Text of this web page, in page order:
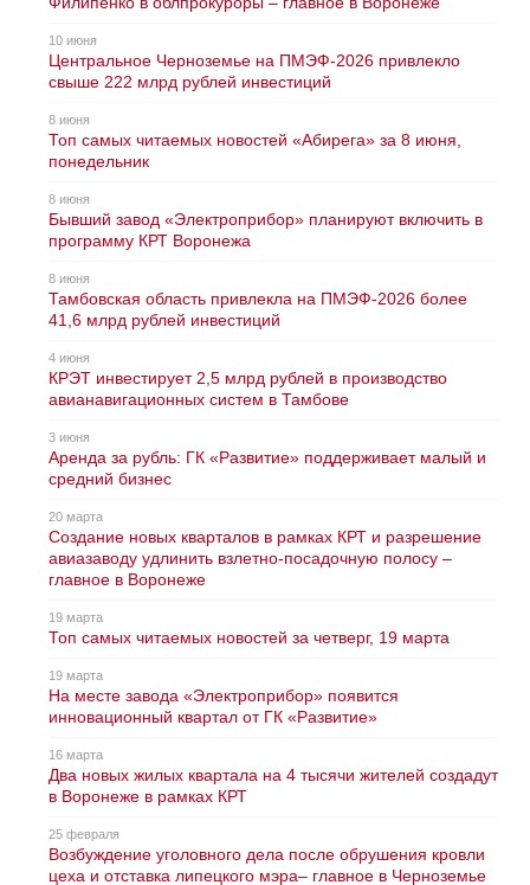
10 июня
Центральное Черноземье на ПМЭФ-2026 привлекло
свыше 222 млрд рублей инвестиций
8 июня
Топ самых читаемых новостей «Абирега» за 8 июня,
понедельник
8 июня
Бывший завод «Электроприбор» планируют включить в
программу КРТ Воронежа
8 июня
Тамбовская область привлекла на ПМЭФ-2026 более
41,6 млрд рублей инвестиций
4 июня
КРЭТ инвестирует 2,5 млрд рублей в производство
авианавигационных систем в Тамбове
3 июня
Аренда за рубль: ГК «Развитие» поддерживает малый и
средний бизнес
20 марта
Создание новых кварталов в рамках КРТ и разрешение
авиазаводу удлинить взлетно-посадочную полосу –
главное в Воронеже
19 марта
Топ самых читаемых новостей за четверг, 19 марта
19 марта
На месте завода «Электроприбор» появится
инновационный квартал от ГК «Развитие»
16 марта
Два новых жилых квартала на 4 тысячи жителей создадут
в Воронеже в рамках КРТ
25 февраля
Возбуждение уголовного дела после обрушения кровли
цеха и отставка липецкого мэра– главное в Черноземье